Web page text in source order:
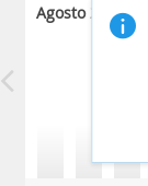
Agosto 2026